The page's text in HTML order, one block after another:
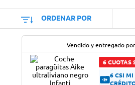
ORDENAR POR
Vendido y entregado por
6 CUOTAS
6 CSI MI